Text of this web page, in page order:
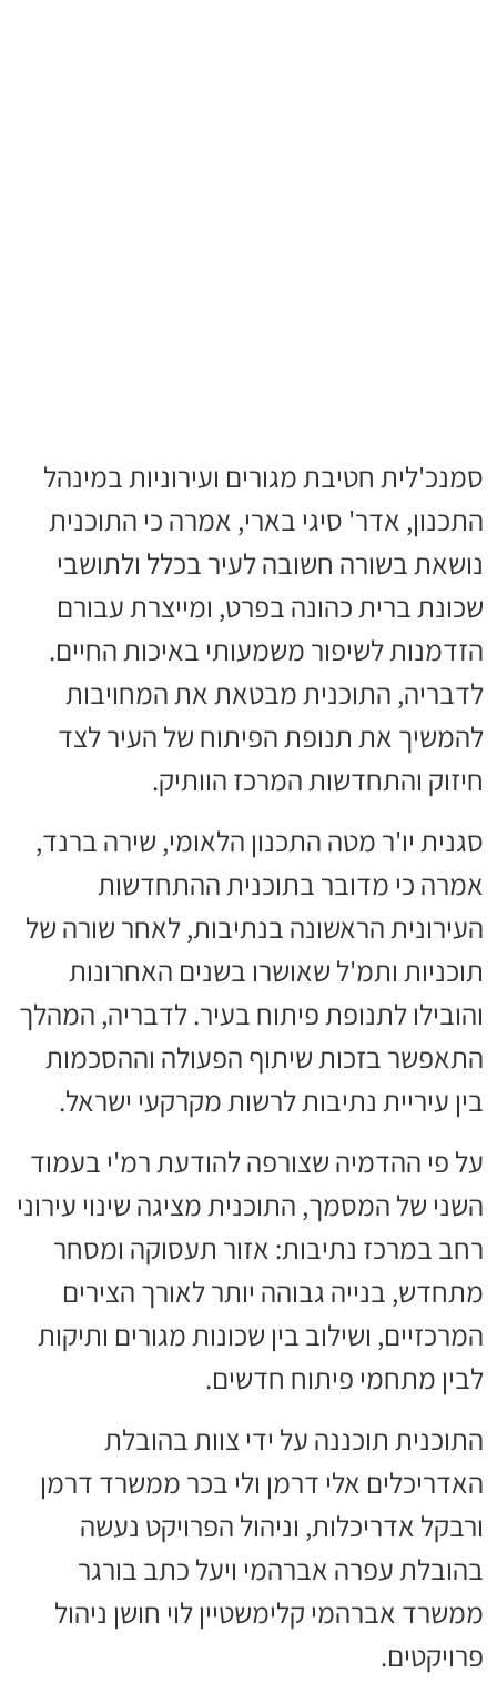
סמנכ'לית חטיבת מגורים ועירוניות במינהל
התכנון, אדר' סיגי בארי, אמרה כי התוכנית
נושאת בשורה חשובה לעיר בכלל ולתושבי
שכונת ברית כהונה בפרט, ומייצרת עבורם
הזדמנות לשיפור משמעותי באיכות החיים.
לדבריה, התוכנית מבטאת את המחויבות
להמשיך את תנופת הפיתוח של העיר לצד
חיזוק והתחדשות המרכז הוותיק.
סגנית יו'ר מטה התכנון הלאומי, שירה ברנד,
אמרה כי מדובר בתוכנית ההתחדשות
העירונית הראשונה בנתיבות, לאחר שורה של
תוכניות ותמ'ל שאושרו בשנים האחרונות
והובילו לתנופת פיתוח בעיר. לדבריה, המהלך
התאפשר בזכות שיתוף הפעולה וההסכמות
בין עיריית נתיבות לרשות מקרקעי ישראל.
על פי ההדמיה שצורפה להודעת רמ'י בעמוד
השני של המסמך, התוכנית מציגה שינוי עירוני
רחב במרכז נתיבות: אזור תעסוקה ומסחר
מתחדש, בנייה גבוהה יותר לאורך הצירים
המרכזיים, ושילוב בין שכונות מגורים ותיקות
לבין מתחמי פיתוח חדשים.
התוכנית תוכננה על ידי צוות בהובלת
האדריכלים אלי דרמן ולי בכר ממשרד דרמן
ורבקל אדריכלות, וניהול הפרויקט נעשה
בהובלת עפרה אברהמי ויעל כתב בורגר
ממשרד אברהמי קלימשטיין לוי חושן ניהול
פרויקטים.